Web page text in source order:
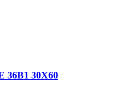
36B1 30X60